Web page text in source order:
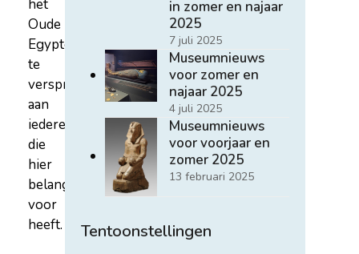
in zomer en najaar
2025
7 juli 2025
Museumnieuws
voor zomer en
najaar 2025
4 juli 2025
Museumnieuws
voor voorjaar en
zomer 2025
13 februari 2025
Tentoonstellingen
het
Oude
Egypte
te
verspreiden
aan
iedereen
die
hier
belangstelling
voor
heeft.